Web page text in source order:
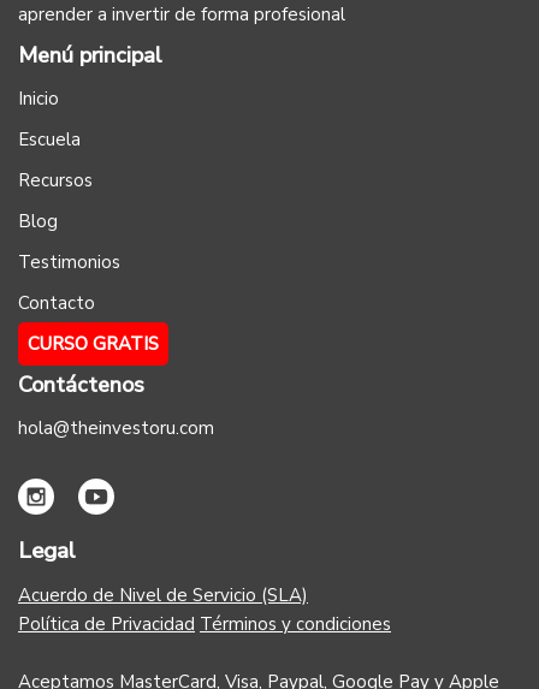
aprender a invertir de forma profesional
Menú principal
Inicio
Escuela
Recursos
Blog
Testimonios
Contacto
CURSO GRATIS
Contáctenos
hola@theinvestoru.com
Legal
Acuerdo de Nivel de Servicio (SLA)
Política de Privacidad Términos y condiciones
Aceptamos MasterCard, Visa, Paypal, Google Pay y Apple